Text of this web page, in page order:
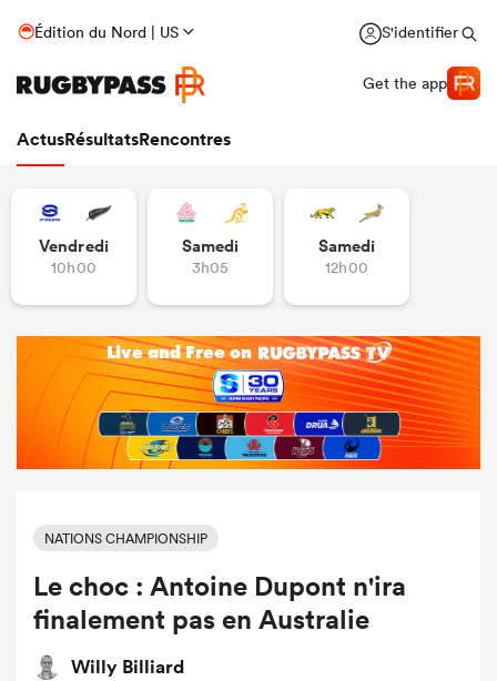
Édition du Nord | US S'identifier
Get the app
ActusRésultatsRencontres
Vendredi
10h00
Samedi
3h05
Samedi
12h00
NATIONS CHAMPIONSHIP
Le choc : Antoine Dupont n'ira
finalement pas en Australie
Willy Billiard